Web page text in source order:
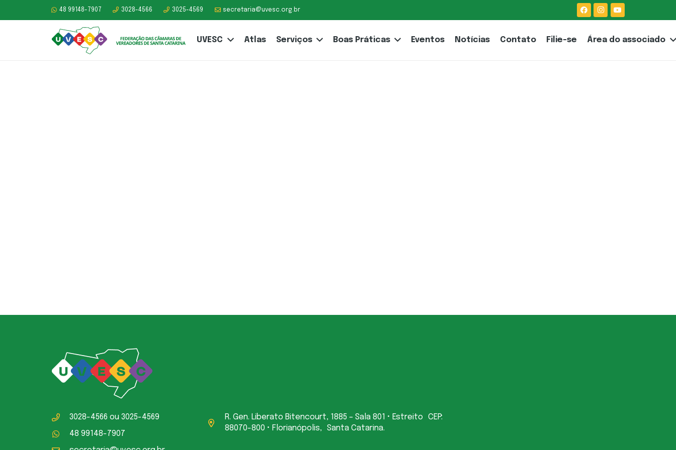
48 99148-7907 3028-4566 3025-4569 secretaria@uvesc.org.br
UVESC Atlas Serviços Boas Práticas Eventos Notícias Contato Filie-se Área do associado
3028-4566 ou 3025-4569
48 99148-7907
R. Gen. Liberato Bitencourt, 1885 – Sala 801 • Estreito CEP:
88070-800 • Florianópolis, Santa Catarina.